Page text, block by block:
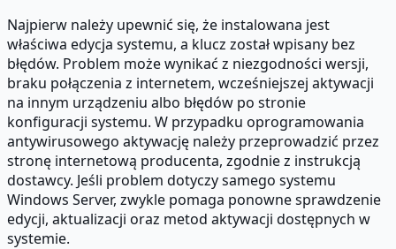
Najpierw należy upewnić się, że instalowana jest
właściwa edycja systemu, a klucz został wpisany bez
błędów. Problem może wynikać z niezgodności wersji,
braku połączenia z internetem, wcześniejszej aktywacji
na innym urządzeniu albo błędów po stronie
konfiguracji systemu. W przypadku oprogramowania
antywirusowego aktywację należy przeprowadzić przez
stronę internetową producenta, zgodnie z instrukcją
dostawcy. Jeśli problem dotyczy samego systemu
Windows Server, zwykle pomaga ponowne sprawdzenie
edycji, aktualizacji oraz metod aktywacji dostępnych w
systemie.